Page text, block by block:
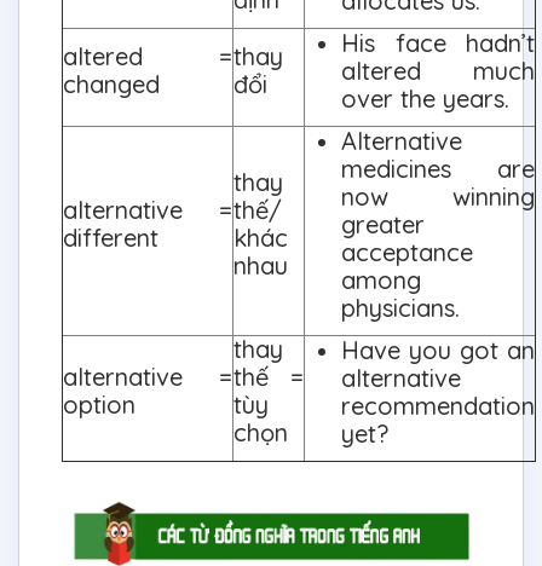
altered =
changed
thay
đổi
His face hadn’t
altered much
over the years.
alternative =
different
thay
thế/
khác
nhau
Alternative
medicines are
now winning
greater
acceptance
among
physicians.
alternative =
option
thay
thế =
tùy
chọn
Have you got an
alternative
recommendation
yet?